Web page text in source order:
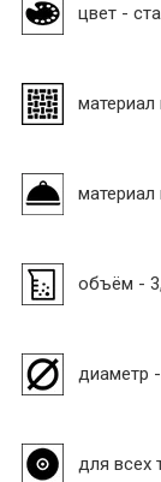
цвет -
объём -
диаметр
для всех